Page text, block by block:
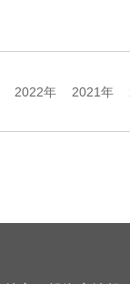
2022年 2021年